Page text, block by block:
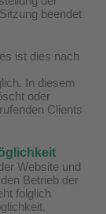
beendet
ist dies nach
In diesem
oder
Clients
Website und
Betrieb der
folglich